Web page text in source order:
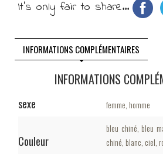
It's only fair to share...
INFORMATIONS COMPLÉMENTAIRES
INFORMATIONS
sexe femme, homme
Couleur
bleu chiné, bleu
chiné, blanc, ciel,